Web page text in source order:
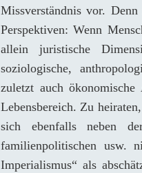
Missverständnis vor.
Perspektiven: Wenn
allein juristische
soziologische,
zuletzt auch
Lebensbereich. Zu
sich ebenfalls neben
familienpolitischen usw.
Imperialismus“ als